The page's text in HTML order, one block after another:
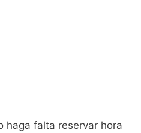
haga falta reservar hora